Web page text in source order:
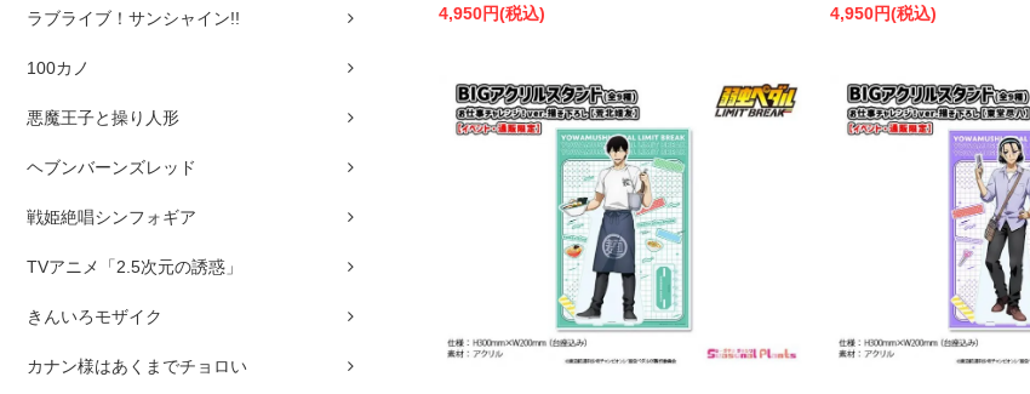
ラブライブ！サンシャイン!!
100カノ
悪魔王子と操り人形
ヘブンバーンズレッド
戦姫絶唱シンフォギア
TVアニメ「2.5次元の誘惑」
きんいろモザイク
カナン様はあくまでチョロい
4,950円(税込) 4,950円(税込)